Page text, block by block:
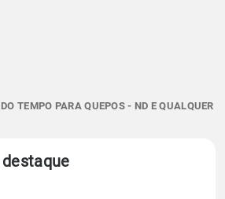
TEMPO PARA QUEPOS - ND E QUALQUER